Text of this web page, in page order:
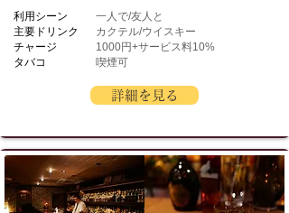
​利用シーン
主要ドリンク
チャージ
タバコ
一人で/友人と
カクテル/ウイスキー
1000円+サービス料10%
喫煙可
詳細を見る